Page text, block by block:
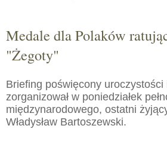
Medale dla Polaków
"Żegoty"
Briefing poświęcony
zorganizował w poniedziałek
międzynarodowego, ostatni
Władysław Bartoszewski.